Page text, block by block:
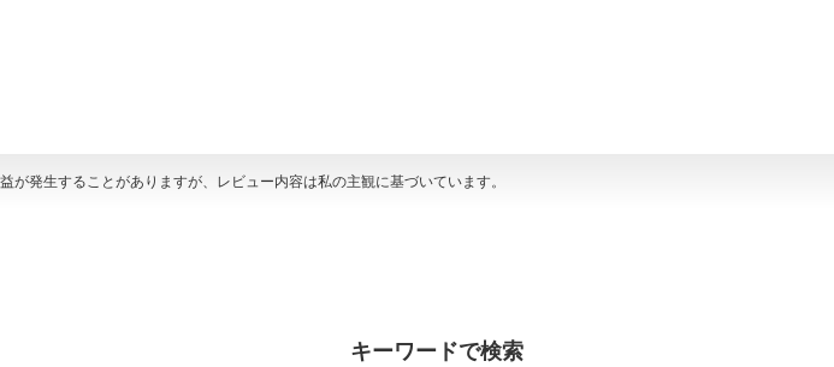
発生することがありますが、レビュー内容は私の主観に基づいています。
キーワードで検索